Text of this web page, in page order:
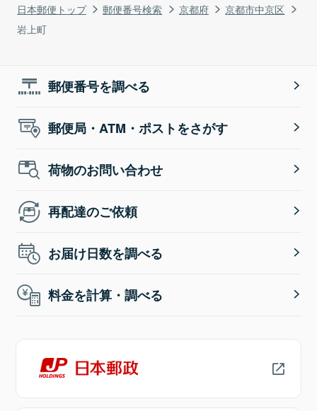
日本郵便トップ 郵便番号検索 京都府
京都市中京区
岩上町
郵便番号を調べる
郵便局・ATM・ポストをさがす
荷物のお問い合わせ
再配達のご依頼
お届け日数を調べる
料金を計算・調べる